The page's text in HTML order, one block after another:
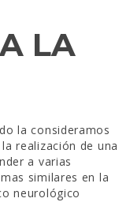
LA
la consideramos
realización de una
a varias
similares en la
neurológico